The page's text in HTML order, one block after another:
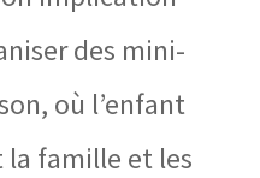
des mini-
où l’enfant
famille et les